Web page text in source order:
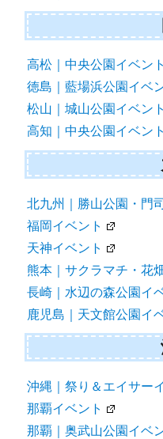
高松｜中央公園イベント
徳島｜藍場浜公園イベ
松山｜城山公園イベント
高知｜中央公園イベント
北九州｜勝山公園・門
福岡イベント
天神イベント
熊本｜サクラマチ・花
長崎｜水辺の森公園イ
鹿児島｜天文館公園イ
沖縄｜祭り＆エイサー
那覇イベント
那覇｜奥武山公園イベ